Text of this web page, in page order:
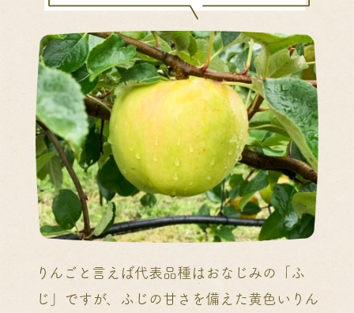
りんごと言えば代表品種はおなじみの「ふ
じ」ですが、ふじの甘さを備えた黄色いりん